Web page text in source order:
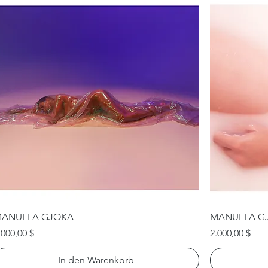
GJOKA
$
In den Warenkorb
MANUELA
Preis
2.000,00 $